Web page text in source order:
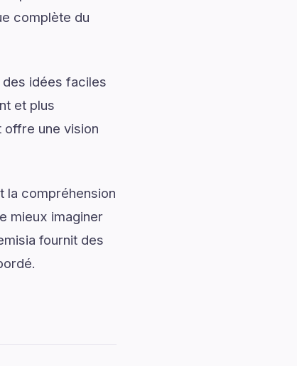
complète du
idées faciles
et plus
offre une vision
la compréhension
mieux imaginer
fournit des